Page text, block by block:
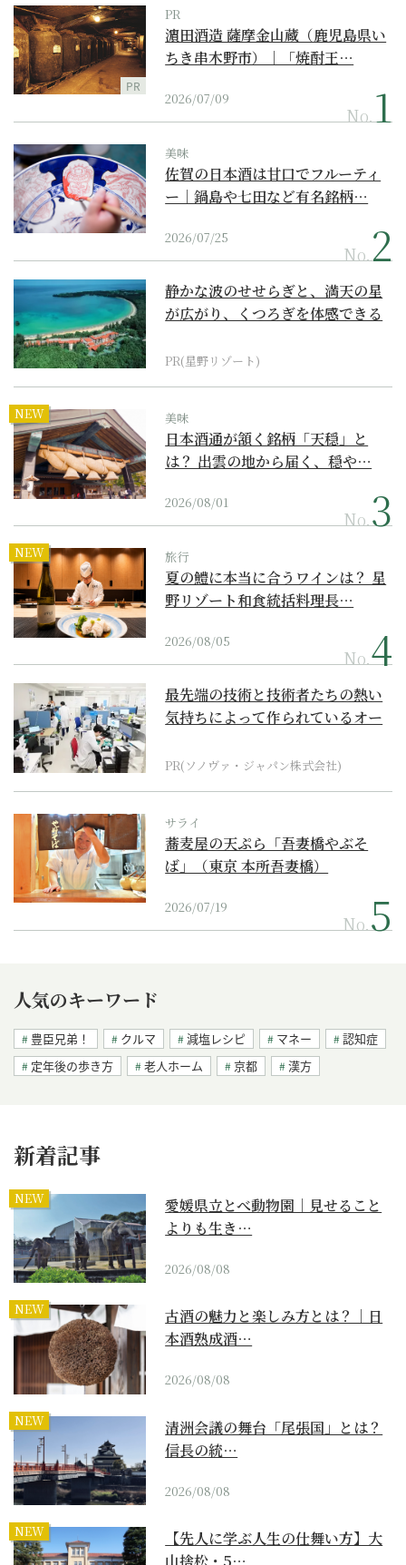
PR
PR
濵田酒造 薩摩金山蔵（鹿児島県い
ちき串木野市）｜「焼酎王…
2026/07/09
No.
美味
佐賀の日本酒は甘口でフルーティ
ー｜鍋島や七田など有名銘柄…
2026/07/25
No.
静かな波のせせらぎと、満天の星
が広がり、くつろぎを体感できる
PR(星野リゾート)
NEW 美味
日本酒通が頷く銘柄「天穏」と
は？ 出雲の地から届く、穏や…
2026/08/01
No.
NEW 旅行
夏の鱧に本当に合うワインは？ 星
野リゾート和食統括料理長…
2026/08/05
No.
最先端の技術と技術者たちの熱い
気持ちによって作られているオー
PR(ソノヴァ・ジャパン株式会社)
サライ
蕎麦屋の天ぷら「吾妻橋やぶそ
ば」（東京 本所吾妻橋）
2026/07/19
No.
人気のキーワード
豊臣兄弟！ クルマ 減塩レシピ マネー
認知症
定年後の歩き方
老人ホーム 京都 漢方
新着記事
NEW
愛媛県立とべ動物園｜見せること
よりも生き…
2026/08/08
NEW
古酒の魅力と楽しみ方とは？｜日
本酒熟成酒…
2026/08/08
NEW
清洲会議の舞台「尾張国」とは？
信長の統…
2026/08/08
NEW
【先人に学ぶ人生の仕舞い方】大